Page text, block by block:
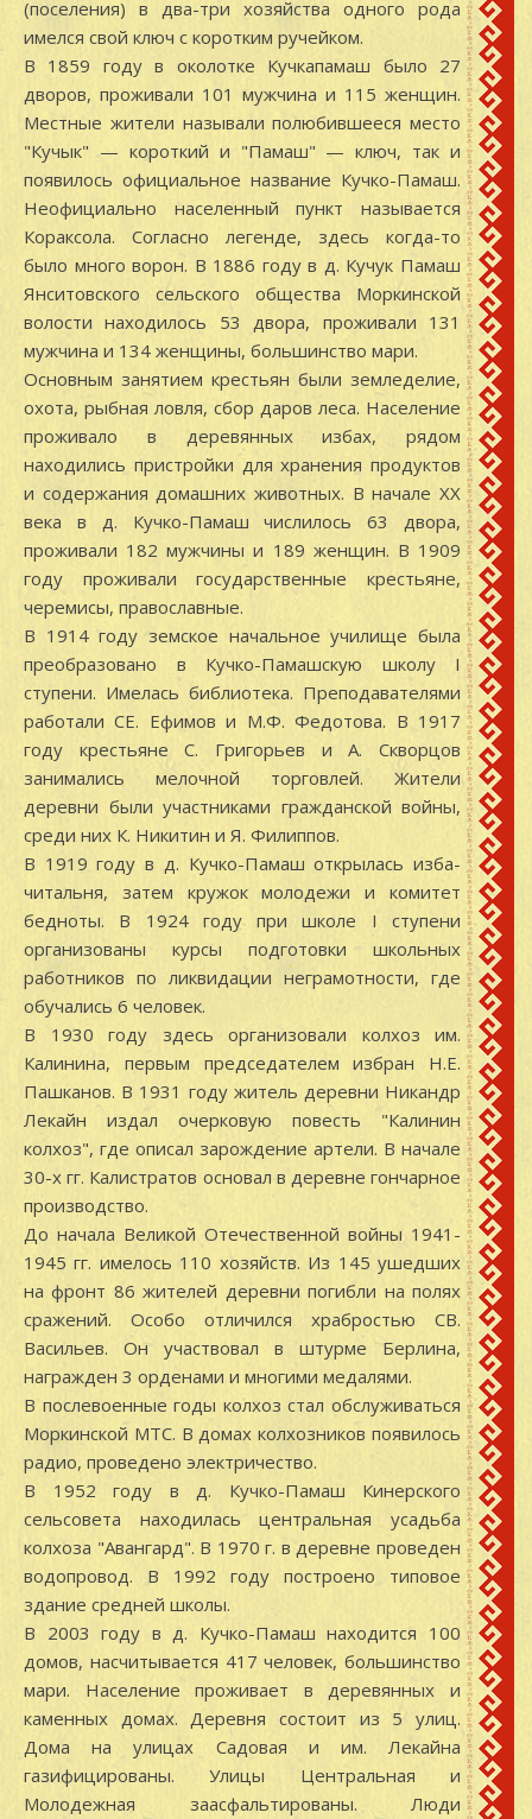
(поселения) в два-три хозяйства одного рода
имелся свой ключ с коротким ручейком.
В 1859 году в околотке Кучкапамаш было 27
дворов, проживали 101 мужчина и 115 женщин.
Местные жители называли полюбившееся место
"Кучык" — короткий и "Памаш" — ключ, так и
появилось официальное название Кучко-Памаш.
Неофициально населенный пункт называется
Кораксола. Согласно легенде, здесь когда-то
было много ворон. В 1886 году в д. Кучук Памаш
Янситовского сельского общества Моркинской
волости находилось 53 двора, проживали 131
мужчина и 134 женщины, большинство мари.
Основным занятием крестьян были земледелие,
охота, рыбная ловля, сбор даров леса. Население
проживало в деревянных избах, рядом
находились пристройки для хранения продуктов
и содержания домашних животных. В начале XX
века в д. Кучко-Памаш числилось 63 двора,
проживали 182 мужчины и 189 женщин. В 1909
году проживали государственные крестьяне,
черемисы, православные.
В 1914 году земское начальное училище была
преобразовано в Кучко-Памашскую школу I
ступени. Имелась библиотека. Преподавателями
работали СЕ. Ефимов и М.Ф. Федотова. В 1917
году крестьяне С. Григорьев и А. Скворцов
занимались мелочной торговлей. Жители
деревни были участниками гражданской войны,
среди них К. Никитин и Я. Филиппов.
В 1919 году в д. Кучко-Памаш открылась изба-
читальня, затем кружок молодежи и комитет
бедноты. В 1924 году при школе I ступени
организованы курсы подготовки школьных
работников по ликвидации неграмотности, где
обучались 6 человек.
В 1930 году здесь организовали колхоз им.
Калинина, первым председателем избран Н.Е.
Пашканов. В 1931 году житель деревни Никандр
Лекайн издал очерковую повесть "Калинин
колхоз", где описал зарождение артели. В начале
30-х гг. Калистратов основал в деревне гончарное
производство.
До начала Великой Отечественной войны 1941-
1945 гг. имелось 110 хозяйств. Из 145 ушедших
на фронт 86 жителей деревни погибли на полях
сражений. Особо отличился храбростью СВ.
Васильев. Он участвовал в штурме Берлина,
награжден 3 орденами и многими медалями.
В послевоенные годы колхоз стал обслуживаться
Моркинской МТС. В домах колхозников появилось
радио, проведено электричество.
В 1952 году в д. Кучко-Памаш Кинерского
сельсовета находилась центральная усадьба
колхоза "Авангард". В 1970 г. в деревне проведен
водопровод. В 1992 году построено типовое
здание средней школы.
В 2003 году в д. Кучко-Памаш находится 100
домов, насчитывается 417 человек, большинство
мари. Население проживает в деревянных и
каменных домах. Деревня состоит из 5 улиц.
Дома на улицах Садовая и им. Лекайна
газифицированы. Улицы Центральная и
Молодежная заасфальтированы. Люди